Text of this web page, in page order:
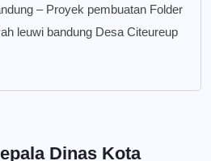
– Proyek pembuatan Folder
leuwi bandung Desa Citeureup
Dinas Kota